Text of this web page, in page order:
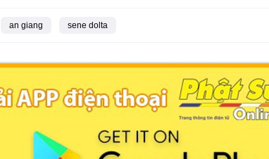
an giang sene dolta